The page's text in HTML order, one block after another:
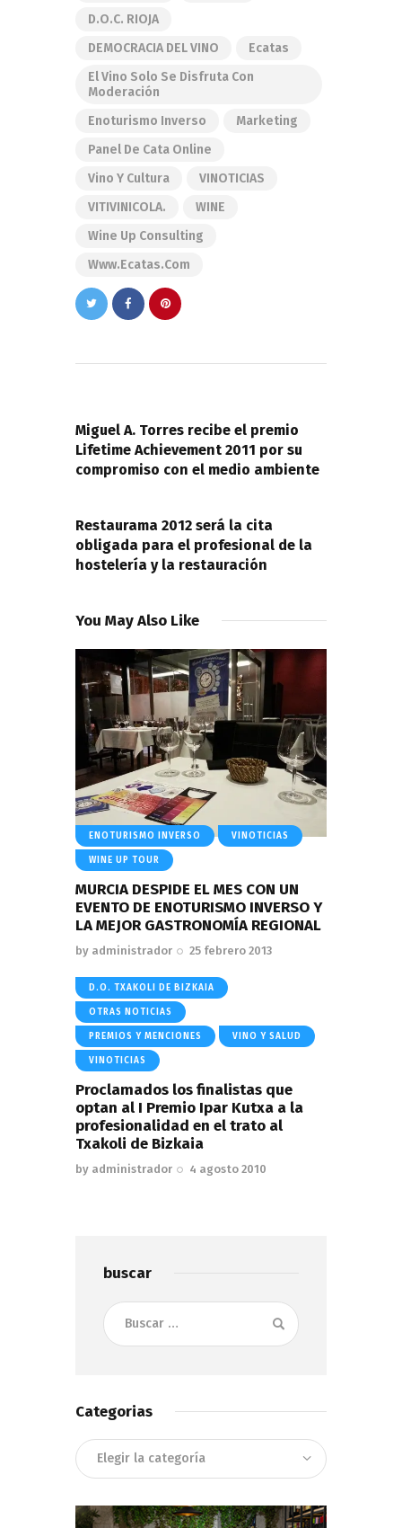
D.O.C. RIOJA
DEMOCRACIA DEL VINO
Ecatas
El Vino Solo Se Disfruta Con
Moderación
Enoturismo Inverso
Marketing
Panel De Cata Online
Vino Y Cultura
VINOTICIAS
VITIVINICOLA.
WINE
Wine Up Consulting
Www.ecatas.com
entradas
Miguel A. Torres recibe el premio
Lifetime Achievement 2011 por su
compromiso con el medio ambiente
Restaurama 2012 será la cita
obligada para el profesional de la
hostelería y la restauración
You May Also Like
ENOTURISMO INVERSO VINOTICIAS
WINE UP TOUR
MURCIA DESPIDE EL MES CON UN
EVENTO DE ENOTURISMO INVERSO Y
LA MEJOR GASTRONOMÍA REGIONAL
by administrador 25 febrero 2013
D.O. TXAKOLI DE BIZKAIA
OTRAS NOTICIAS
PREMIOS Y MENCIONES VINO Y SALUD
VINOTICIAS
Proclamados los finalistas que
optan al I Premio Ipar Kutxa a la
profesionalidad en el trato al
Txakoli de Bizkaia
by administrador 4 agosto 2010
buscar
Buscar:
Categorias
Categorias